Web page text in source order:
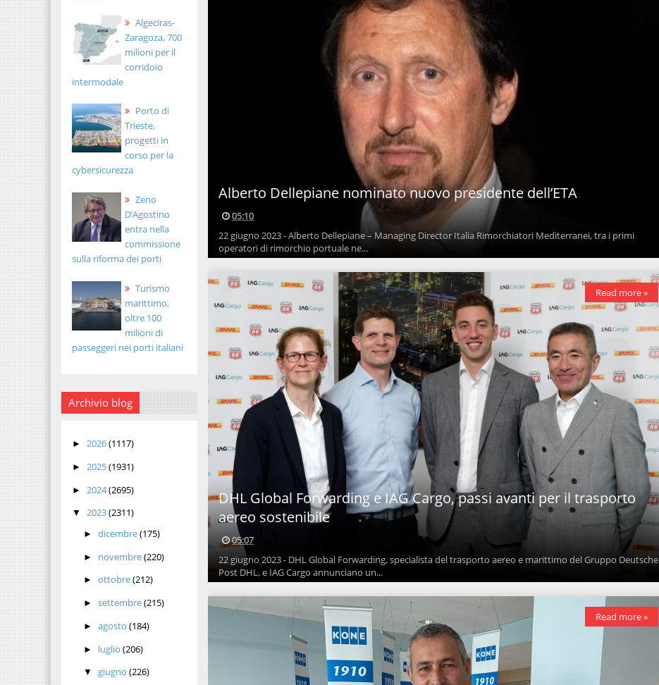
Algeciras-
Zaragoza, 700
milioni per il
corridoio
intermodale
Porto di
Trieste,
progetti in
corso per la
cybersicurezza
Zeno
D’Agostino
entra nella
commissione
sulla riforma dei porti
Turismo
marittimo,
oltre 100
milioni di
passeggeri nei porti italiani
Archivio blog
► 2026(1117)
► 2025(1931)
► 2024(2695)
▼ 2023(2311)
► dicembre(175)
► novembre(220)
► ottobre(212)
► settembre(215)
► agosto (184)
► luglio (206)
▼ giugno (226)
Alberto Dellepiane nominato nuovo presidente dell’ETA
05:10
22 giugno 2023 - Alberto Dellepiane – Managing Director Italia Rimorchiatori Mediterranei, tra i primi
operatori di rimorchio portuale ne...
DHL Global Forwarding e IAG Cargo, passi avanti per il trasporto
aereo sostenibile
05:07
22 giugno 2023 - DHL Global Forwarding, specialista del trasporto aereo e marittimo del Gruppo Deutsche
Post DHL, e IAG Cargo annunciano un...
Read more »
Read more »